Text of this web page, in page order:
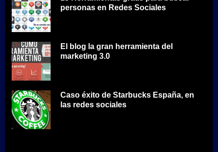
personas en Redes Sociales
El blog la gran herramienta del
marketing 3.0
Caso éxito de Starbucks España, en
las redes sociales